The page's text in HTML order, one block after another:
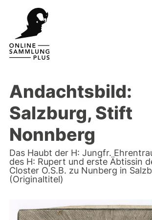
Andachtsbild:
Salzburg, Stift
Nonnberg
Das Haubt der H: Jungfr.
des H: Rupert und erste Äbtissin
Closter O.S.B. zu Nunberg in
(Originaltitel)